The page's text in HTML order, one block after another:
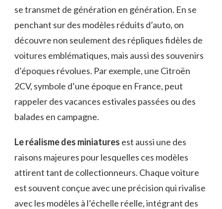
se transmet de génération en génération. En se
penchant sur des modèles réduits d’auto, on
découvre non seulement des répliques fidèles de
voitures emblématiques, mais aussi des souvenirs
d’époques révolues. Par exemple, une Citroën
2CV, symbole d’une époque en France, peut
rappeler des vacances estivales passées ou des
balades en campagne.
Le réalisme des miniatures est aussi une des
raisons majeures pour lesquelles ces modèles
attirent tant de collectionneurs. Chaque voiture
est souvent conçue avec une précision qui rivalise
avec les modèles à l’échelle réelle, intégrant des